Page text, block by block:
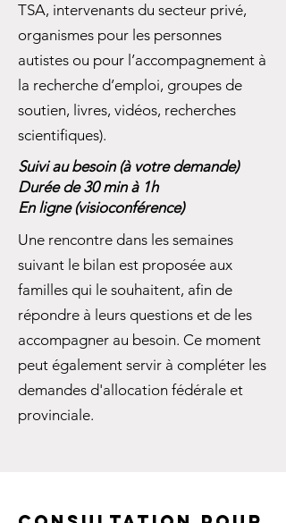
TSA, intervenants du secteur privé,
organismes pour les personnes
autistes ou pour l’accompagnement à
la recherche d’emploi, groupes de
soutien, livres, vidéos, recherches
scientifiques).
Suivi au besoin (à votre demande)
Durée de 30 min à 1h
En ligne (visioconférence)
Une rencontre dans les semaines
suivant le bilan est proposée aux
familles qui le souhaitent, afin de
répondre à leurs questions et de les
accompagner au besoin. Ce moment
peut également servir à compléter les
demandes d'allocation fédérale et
provinciale.